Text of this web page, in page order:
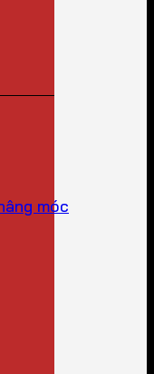
móc